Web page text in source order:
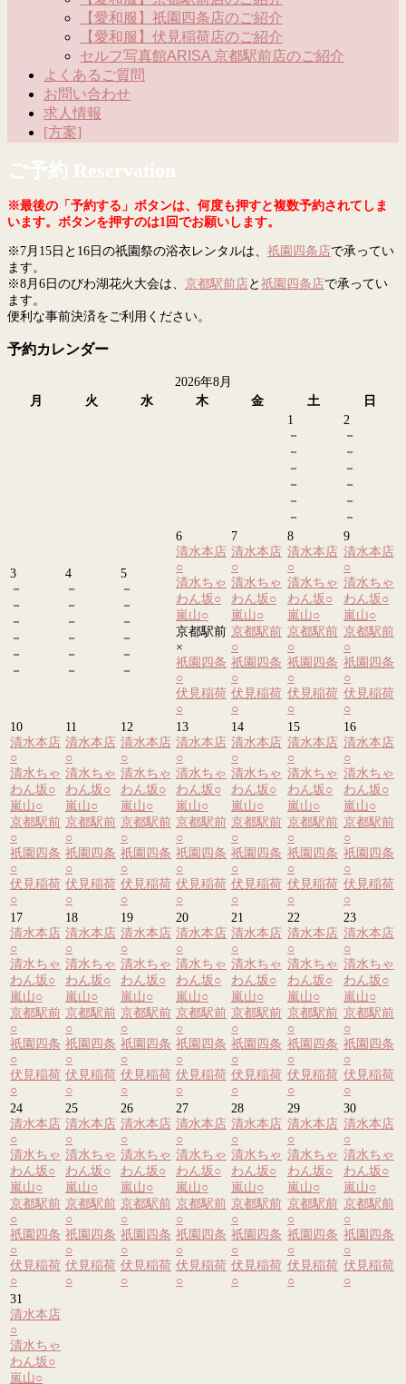
【愛和服】祇園四条店のご紹介
【愛和服】伏見稲荷店のご紹介
セルフ写真館ARISA 京都駅前店のご紹介
よくあるご質問
お問い合わせ
求人情報
[方案]
ご予約 Reservation
※最後の「予約する」ボタンは、何度も押すと複数予約されてしま
います。ボタンを押すのは1回でお願いします。
※7月15日と16日の祇園祭の浴衣レンタルは、 祇園四条店で承ってい
ます。
※8月6日のびわ湖花火大会は、 京都駅前店 と 祇園四条店で承ってい
ます。
便利な事前決済をご利用ください。
予約カレンダー
2026年8月
月
火 水 木 金 土
日
1
－
－
－
－
－
－
2
－
－
－
－
－
－
3
－
－
－
－
－
－
4
－
－
－
－
－
－
5
－
－
－
－
－
－
6
清水本店
○
清水ちゃ
わん坂○
嵐山○
京都駅前
×
祇園四条
○
伏見稲荷
○
7
清水本店
○
清水ちゃ
わん坂○
嵐山○
京都駅前
○
祇園四条
○
伏見稲荷
○
8
清水本店
○
清水ちゃ
わん坂○
嵐山○
京都駅前
○
祇園四条
○
伏見稲荷
○
9
清水本店
○
清水ちゃ
わん坂○
嵐山○
京都駅前
○
祇園四条
○
伏見稲荷
○
10
清水本店
○
清水ちゃ
わん坂○
嵐山○
京都駅前
○
祇園四条
○
伏見稲荷
○
11
清水本店
○
清水ちゃ
わん坂○
嵐山○
京都駅前
○
祇園四条
○
伏見稲荷
○
12
清水本店
○
清水ちゃ
わん坂○
嵐山○
京都駅前
○
祇園四条
○
伏見稲荷
○
13
清水本店
○
清水ちゃ
わん坂○
嵐山○
京都駅前
○
祇園四条
○
伏見稲荷
○
14
清水本店
○
清水ちゃ
わん坂○
嵐山○
京都駅前
○
祇園四条
○
伏見稲荷
○
15
清水本店
○
清水ちゃ
わん坂○
嵐山○
京都駅前
○
祇園四条
○
伏見稲荷
○
16
清水本店
○
清水ちゃ
わん坂○
嵐山○
京都駅前
○
祇園四条
○
伏見稲荷
○
17
清水本店
○
清水ちゃ
わん坂○
嵐山○
京都駅前
○
祇園四条
○
伏見稲荷
○
18
清水本店
○
清水ちゃ
わん坂○
嵐山○
京都駅前
○
祇園四条
○
伏見稲荷
○
19
清水本店
○
清水ちゃ
わん坂○
嵐山○
京都駅前
○
祇園四条
○
伏見稲荷
○
20
清水本店
○
清水ちゃ
わん坂○
嵐山○
京都駅前
○
祇園四条
○
伏見稲荷
○
21
清水本店
○
清水ちゃ
わん坂○
嵐山○
京都駅前
○
祇園四条
○
伏見稲荷
○
22
清水本店
○
清水ちゃ
わん坂○
嵐山○
京都駅前
○
祇園四条
○
伏見稲荷
○
23
清水本店
○
清水ちゃ
わん坂○
嵐山○
京都駅前
○
祇園四条
○
伏見稲荷
○
24
清水本店
○
清水ちゃ
わん坂○
嵐山○
京都駅前
○
祇園四条
○
伏見稲荷
○
25
清水本店
○
清水ちゃ
わん坂○
嵐山○
京都駅前
○
祇園四条
○
伏見稲荷
○
26
清水本店
○
清水ちゃ
わん坂○
嵐山○
京都駅前
○
祇園四条
○
伏見稲荷
○
27
清水本店
○
清水ちゃ
わん坂○
嵐山○
京都駅前
○
祇園四条
○
伏見稲荷
○
28
清水本店
○
清水ちゃ
わん坂○
嵐山○
京都駅前
○
祇園四条
○
伏見稲荷
○
29
清水本店
○
清水ちゃ
わん坂○
嵐山○
京都駅前
○
祇園四条
○
伏見稲荷
○
30
清水本店
○
清水ちゃ
わん坂○
嵐山○
京都駅前
○
祇園四条
○
伏見稲荷
○
31
清水本店
○
清水ちゃ
わん坂○
嵐山○